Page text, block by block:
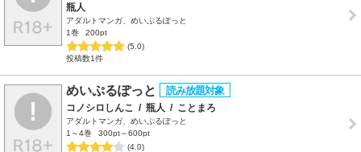
瓶人
アダルトマンガ、めいぷるぽっと
1巻
200pt
(5.0)
投稿数1件
めいぷるぽっと
コノシロしんこ / 瓶人 / ことまろ
アダルトマンガ、めいぷるぽっと
1～4巻
300pt～600pt
(4.0)